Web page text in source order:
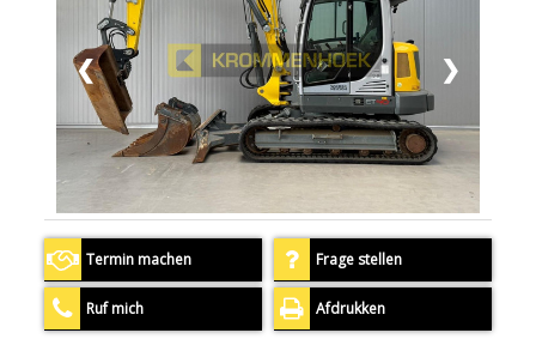
❮ ❯
Termin machen Frage stellen
Ruf mich Afdrukken